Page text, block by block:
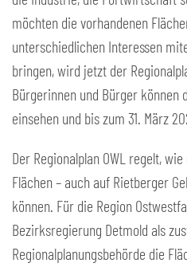
möchten die vorhandenen
unterschiedlichen Interessen
bringen, wird jetzt der
Bürgerinnen und Bürger können
einsehen und bis zum 31. März
Der Regionalplan OWL regelt,
Flächen – auch auf Rietberger
können. Für die Region
Bezirksregierung Detmold als
Regionalplanungsbehörde die